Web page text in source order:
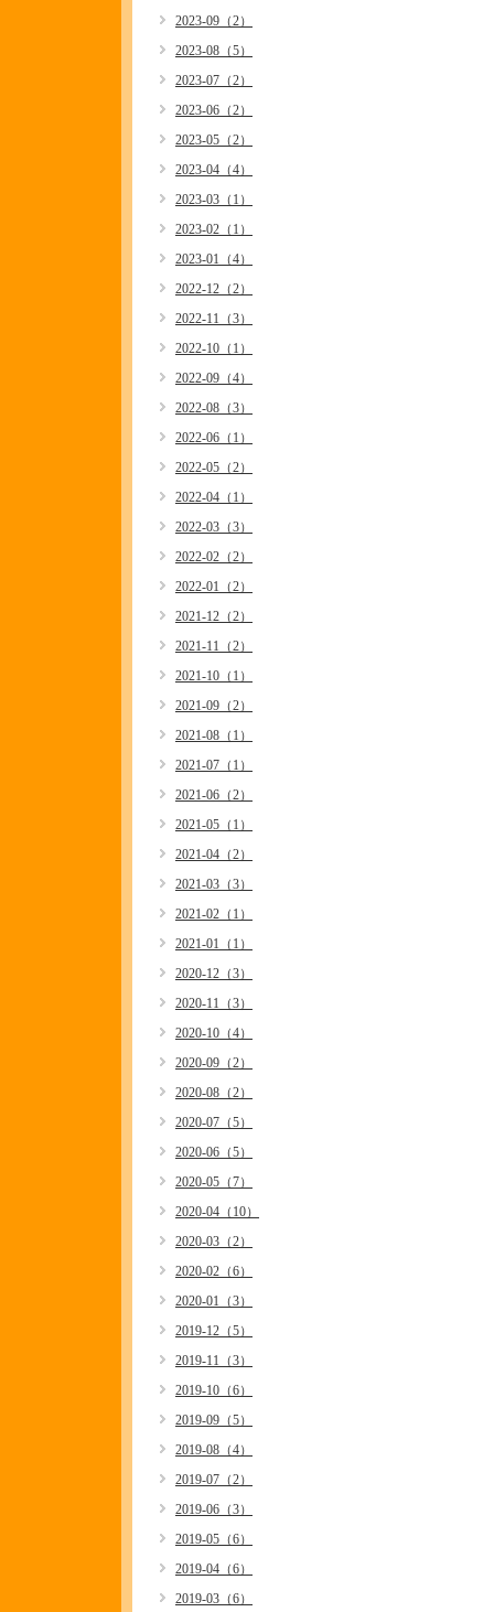
2023-09（2）
2023-08（5）
2023-07（2）
2023-06（2）
2023-05（2）
2023-04（4）
2023-03（1）
2023-02（1）
2023-01（4）
2022-12（2）
2022-11（3）
2022-10（1）
2022-09（4）
2022-08（3）
2022-06（1）
2022-05（2）
2022-04（1）
2022-03（3）
2022-02（2）
2022-01（2）
2021-12（2）
2021-11（2）
2021-10（1）
2021-09（2）
2021-08（1）
2021-07（1）
2021-06（2）
2021-05（1）
2021-04（2）
2021-03（3）
2021-02（1）
2021-01（1）
2020-12（3）
2020-11（3）
2020-10（4）
2020-09（2）
2020-08（2）
2020-07（5）
2020-06（5）
2020-05（7）
2020-04（10）
2020-03（2）
2020-02（6）
2020-01（3）
2019-12（5）
2019-11（3）
2019-10（6）
2019-09（5）
2019-08（4）
2019-07（2）
2019-06（3）
2019-05（6）
2019-04（6）
2019-03（6）